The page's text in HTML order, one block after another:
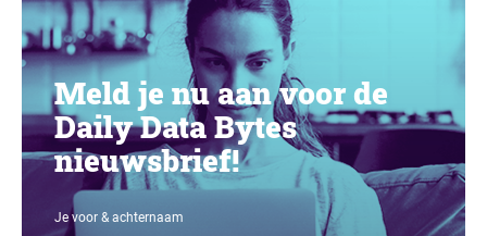
Meld je nu aan voor de
Daily Data Bytes
nieuwsbrief!
Je voor & achternaam